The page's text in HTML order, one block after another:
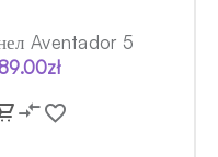
Aventador 5
zł